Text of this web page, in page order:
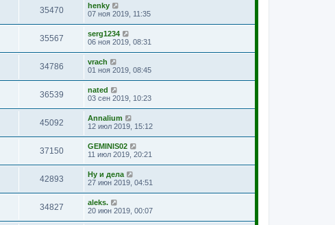
35470
henky
07 ноя 2019, 11:35
35567
serg1234
06 ноя 2019, 08:31
34786
vrach
01 ноя 2019, 08:45
36539
nated
03 сен 2019, 10:23
45092
Annalium
12 июл 2019, 15:12
37150
GEMINIS02
11 июл 2019, 20:21
42893
Ну и дела
27 июн 2019, 04:51
34827
aleks.
20 июн 2019, 00:07